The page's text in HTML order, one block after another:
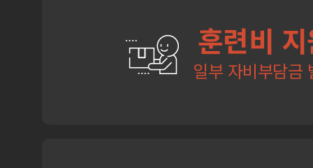
훈련비
일부 자비부담금